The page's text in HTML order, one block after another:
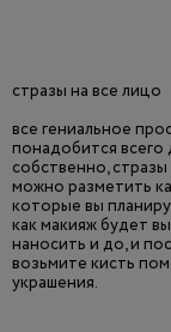
стразы на все лицо
все гениальное
понадобится всего
собственно,
можно разметить
которые вы
как макияж будет
наносить и до, и
возьмите кисть
украшения.